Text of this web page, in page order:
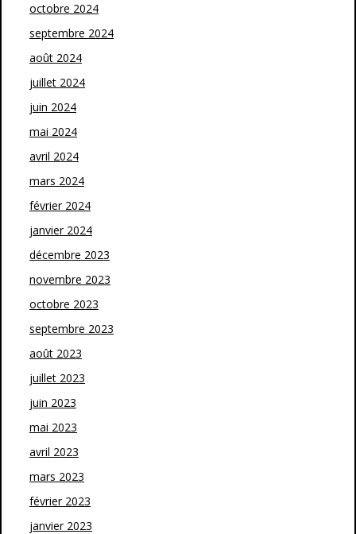
octobre 2024
septembre 2024
août 2024
juillet 2024
juin 2024
mai 2024
avril 2024
mars 2024
février 2024
janvier 2024
décembre 2023
novembre 2023
octobre 2023
septembre 2023
août 2023
juillet 2023
juin 2023
mai 2023
avril 2023
mars 2023
février 2023
janvier 2023